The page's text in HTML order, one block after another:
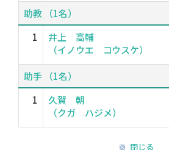
助教 （1名）
1
井上 高輔
（イノウエ コウスケ）
助手 （1名）
1
久賀 朝
（クガ ハジメ）
閉じる